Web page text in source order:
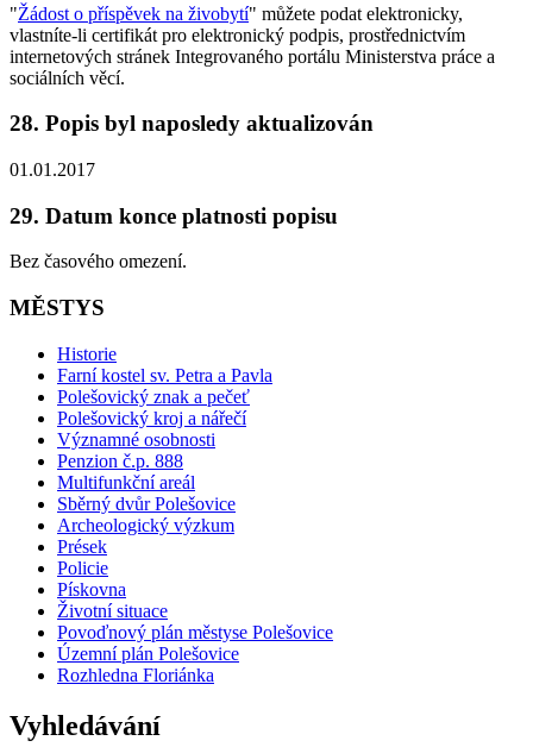
"Žádost o příspěvek na živobytí" můžete podat elektronicky,
vlastníte-li certifikát pro elektronický podpis, prostřednictvím
internetových stránek Integrovaného portálu Ministerstva práce a
sociálních věcí.
28. Popis byl naposledy aktualizován
01.01.2017
29. Datum konce platnosti popisu
Bez časového omezení.
MĚSTYS
Historie
Farní kostel sv. Petra a Pavla
Polešovický znak a pečeť
Polešovický kroj a nářečí
Významné osobnosti
Penzion č.p. 888
Multifunkční areál
Sběrný dvůr Polešovice
Archeologický výzkum
Prések
Policie
Pískovna
Životní situace
Povoďnový plán městyse Polešovice
Územní plán Polešovice
Rozhledna Floriánka
Vyhledávání